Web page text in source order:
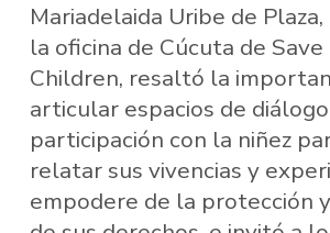
Mariadelaida Uribe de
la oficina de Cúcuta de
Children, resaltó la
articular espacios de
participación con la niñez
relatar sus vivencias y
empodere de la protección